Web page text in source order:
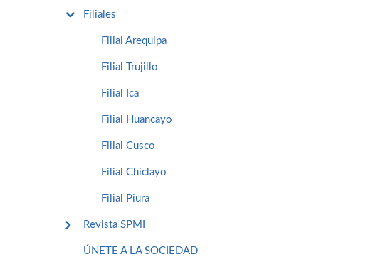
Filiales
Filial Arequipa
Filial Trujillo
Filial Ica
Filial Huancayo
Filial Cusco
Filial Chiclayo
Filial Piura
Revista SPMI
ÚNETE A LA SOCIEDAD